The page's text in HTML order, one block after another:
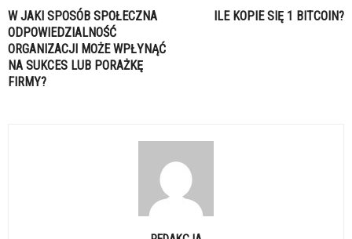
W JAKI SPOSÓB SPOŁECZNA
ODPOWIEDZIALNOŚĆ
ORGANIZACJI MOŻE WPŁYNĄĆ
NA SUKCES LUB PORAŻKĘ
FIRMY?
ILE KOPIE SIĘ 1 BITCOIN?